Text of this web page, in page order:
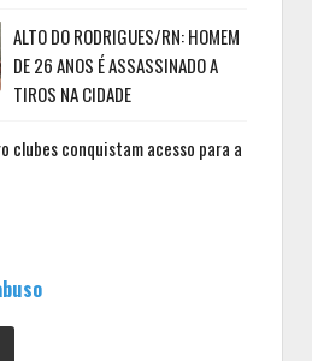
ALTO DO RODRIGUES/RN: HOMEM
DE 26 ANOS É ASSASSINADO A
TIROS NA CIDADE
clubes conquistam acesso para a